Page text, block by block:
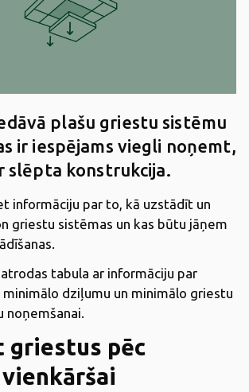
plašu griestu sistēmu
ir iespējams viegli noņemt,
slēpta konstrukcija.
informāciju par to, kā uzstādīt un
griestu sistēmas un kas būtu jāņem
tabula ar informāciju par
dziļumu un minimālo griestu
noņemšanai.
griestus pēc